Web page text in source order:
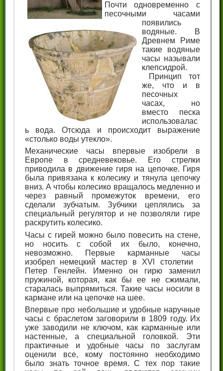
Почти одновременно с
песочными часами
появились
водяные. В
Древнем Риме
такие водяные
часы называли
клепсидрой.
Принцип тот
же, что и в
песочных
часах, но
вместо песка
использовалас
ь вода. Отсюда и происходит выражение
«столько воды утекло».
Механические часы впервые изобрели в
Европе в средневековье. Его стрелки
приводила в движение гиря на цепочке. Гиря
была привязана к колесику и тянула цепочку
вниз. А чтобы колесико вращалось медленно и
через равный промежуток времени, его
сделали зубчатым. Зубчики цеплялись за
специальный регулятор и не позволяли гире
раскрутить колесико.
Часы с гирей можно было повесить на стене,
но носить с собой их было, конечно,
невозможно. Первые карманные часы
изобрел немецкий мастер в XVl столетии
Петер Генлейн. Именно он гирю заменил
пружиной, которая, как бы ее не сжимали,
старалась выпрямиться. Такие часы носили в
кармане или на цепочке на шее.
Впервые про небольшие и удобные наручные
часы с браслетом заговорили в 1809 году. Их
уже заводили не ключом, как карманные или
настенные, а специальной головкой. Эти
практичные и удобные часы по заслугам
оценили все, кому постоянно необходимо
было знать точное время. С тех пор такие